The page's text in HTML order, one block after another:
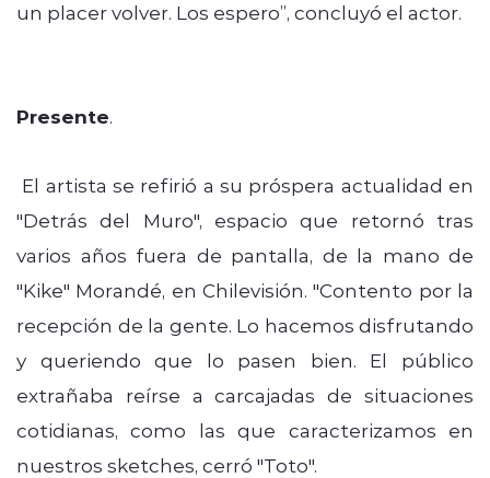
un placer volver. Los espero”, concluyó el actor.
Presente.
El artista se refirió a su próspera actualidad en
"Detrás del Muro", espacio que retornó tras
varios años fuera de pantalla, de la mano de
"Kike" Morandé, en Chilevisión. "Contento por la
recepción de la gente. Lo hacemos disfrutando
y queriendo que lo pasen bien. El público
extrañaba reírse a carcajadas de situaciones
cotidianas, como las que caracterizamos en
nuestros sketches, cerró "Toto".